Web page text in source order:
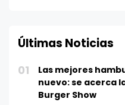
Últimas Noticias
01
Las mejores
nuevo: se acerca
Burger Show